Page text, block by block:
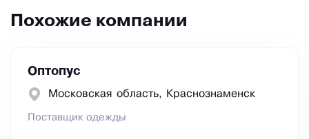
Похожие компании
Оптопус
Московская область, Краснознаменск
Поставщик одежды